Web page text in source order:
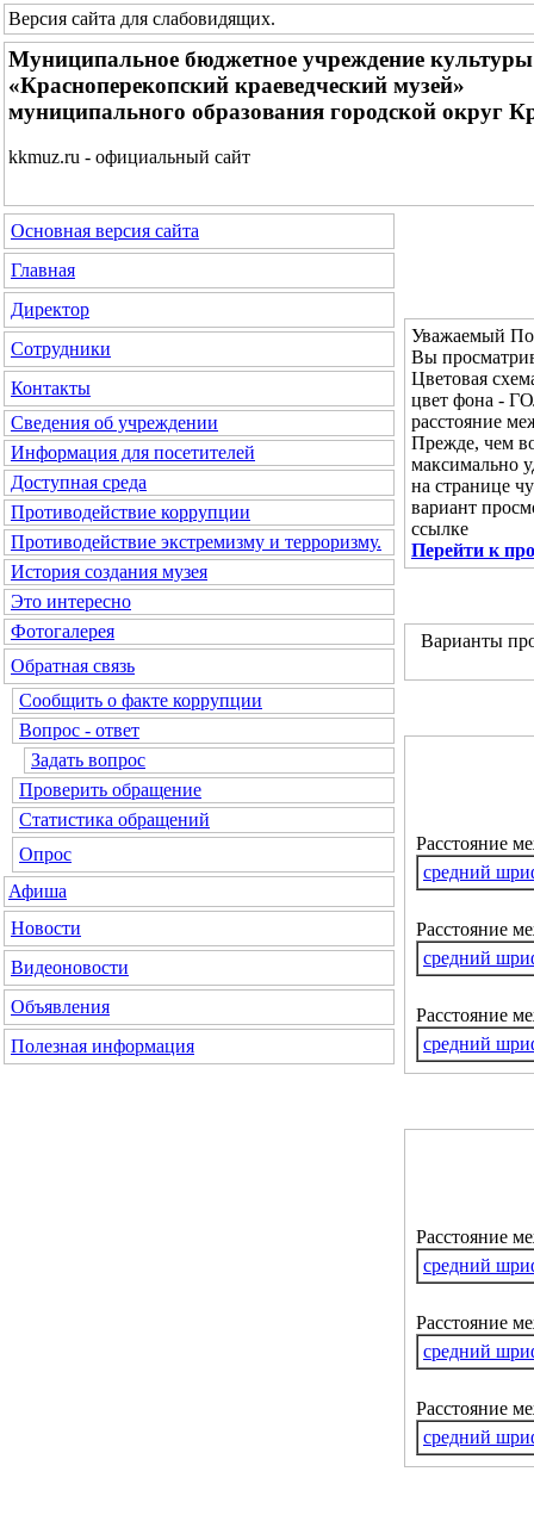
Версия сайта для слабовидящих.
Муниципальное бюджетное учреждение культуры
«Красноперекопский краеведческий музей»
муниципального образования городской округ
kkmuz.ru - официальный сайт
Основная версия сайта
Главная
Директор
Сотрудники
Контакты
Сведения об учреждении
Информация для посетителей
Доступная среда
Противодействие коррупции
Противодействие экстремизму и терроризму.
История создания музея
Это интересно
Фотогалерея
Обратная связь
Сообщить о факте коррупции
Вопрос - ответ
Задать вопрос
Проверить обращение
Статистика обращений
Опрос
Афиша
Новости
Видеоновости
Объявления
Полезная информация
Уважаемый
Вы
Цветовая
цвет фона -
расстояние
Прежде, чем
максимально
на странице
вариант
ссылке
Перейти к
Варианты
Расстояние
средний
Расстояние
средний
Расстояние
средний
Расстояние
средний
Расстояние
средний
Расстояние
средний